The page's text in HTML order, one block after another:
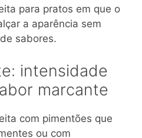
para pratos em que o
a aparência sem
sabores.
intensidade
marcante
com pimentões que
ou com